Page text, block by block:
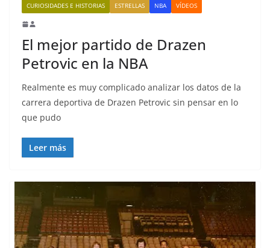
CURIOSIDADES E HISTORIAS ESTRELLAS NBA VÍDEOS
El mejor partido de Drazen
Petrovic en la NBA
Realmente es muy complicado analizar los datos de la
carrera deportiva de Drazen Petrovic sin pensar en lo
que pudo
Leer más